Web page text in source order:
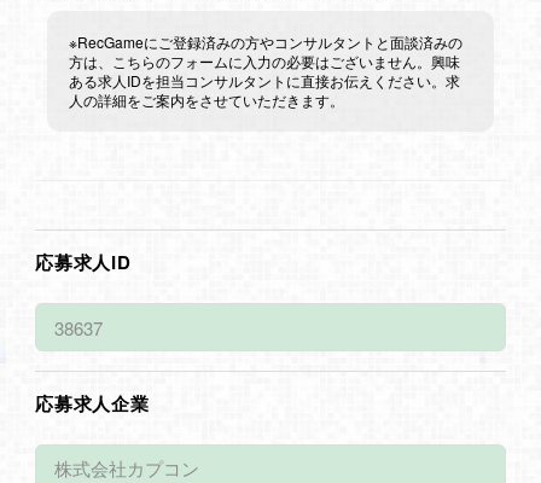
※RecGameにご登録済みの方やコンサルタントと面談済みの
方は、こちらのフォームに入力の必要はございません。興味
ある求人IDを担当コンサルタントに直接お伝えください。求
人の詳細をご案内をさせていただきます。
応募求人ID
応募求人企業